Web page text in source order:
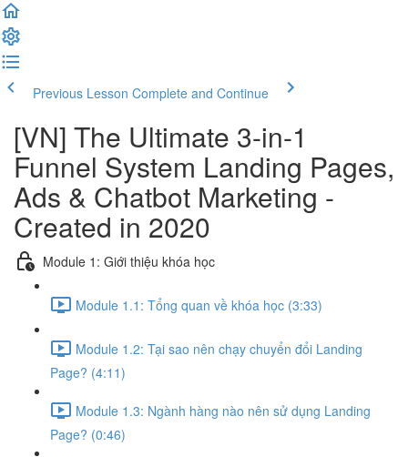
Previous Lesson Complete and Continue
[VN] The Ultimate 3-in-1
Funnel System Landing Pages,
Ads & Chatbot Marketing -
Created in 2020
Module 1: Giới thiệu khóa học
Module 1.1: Tổng quan về khóa học (3:33)
Module 1.2: Tại sao nên chạy chuyển đổi Landing
Page? (4:11)
Module 1.3: Ngành hàng nào nên sử dụng Landing
Page? (0:46)